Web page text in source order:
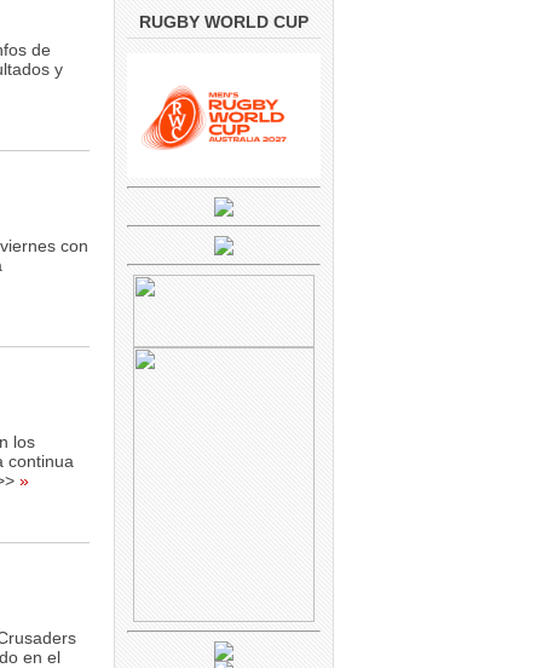
de
y
con
los
continua
»
en el
RUGBY WORLD CUP